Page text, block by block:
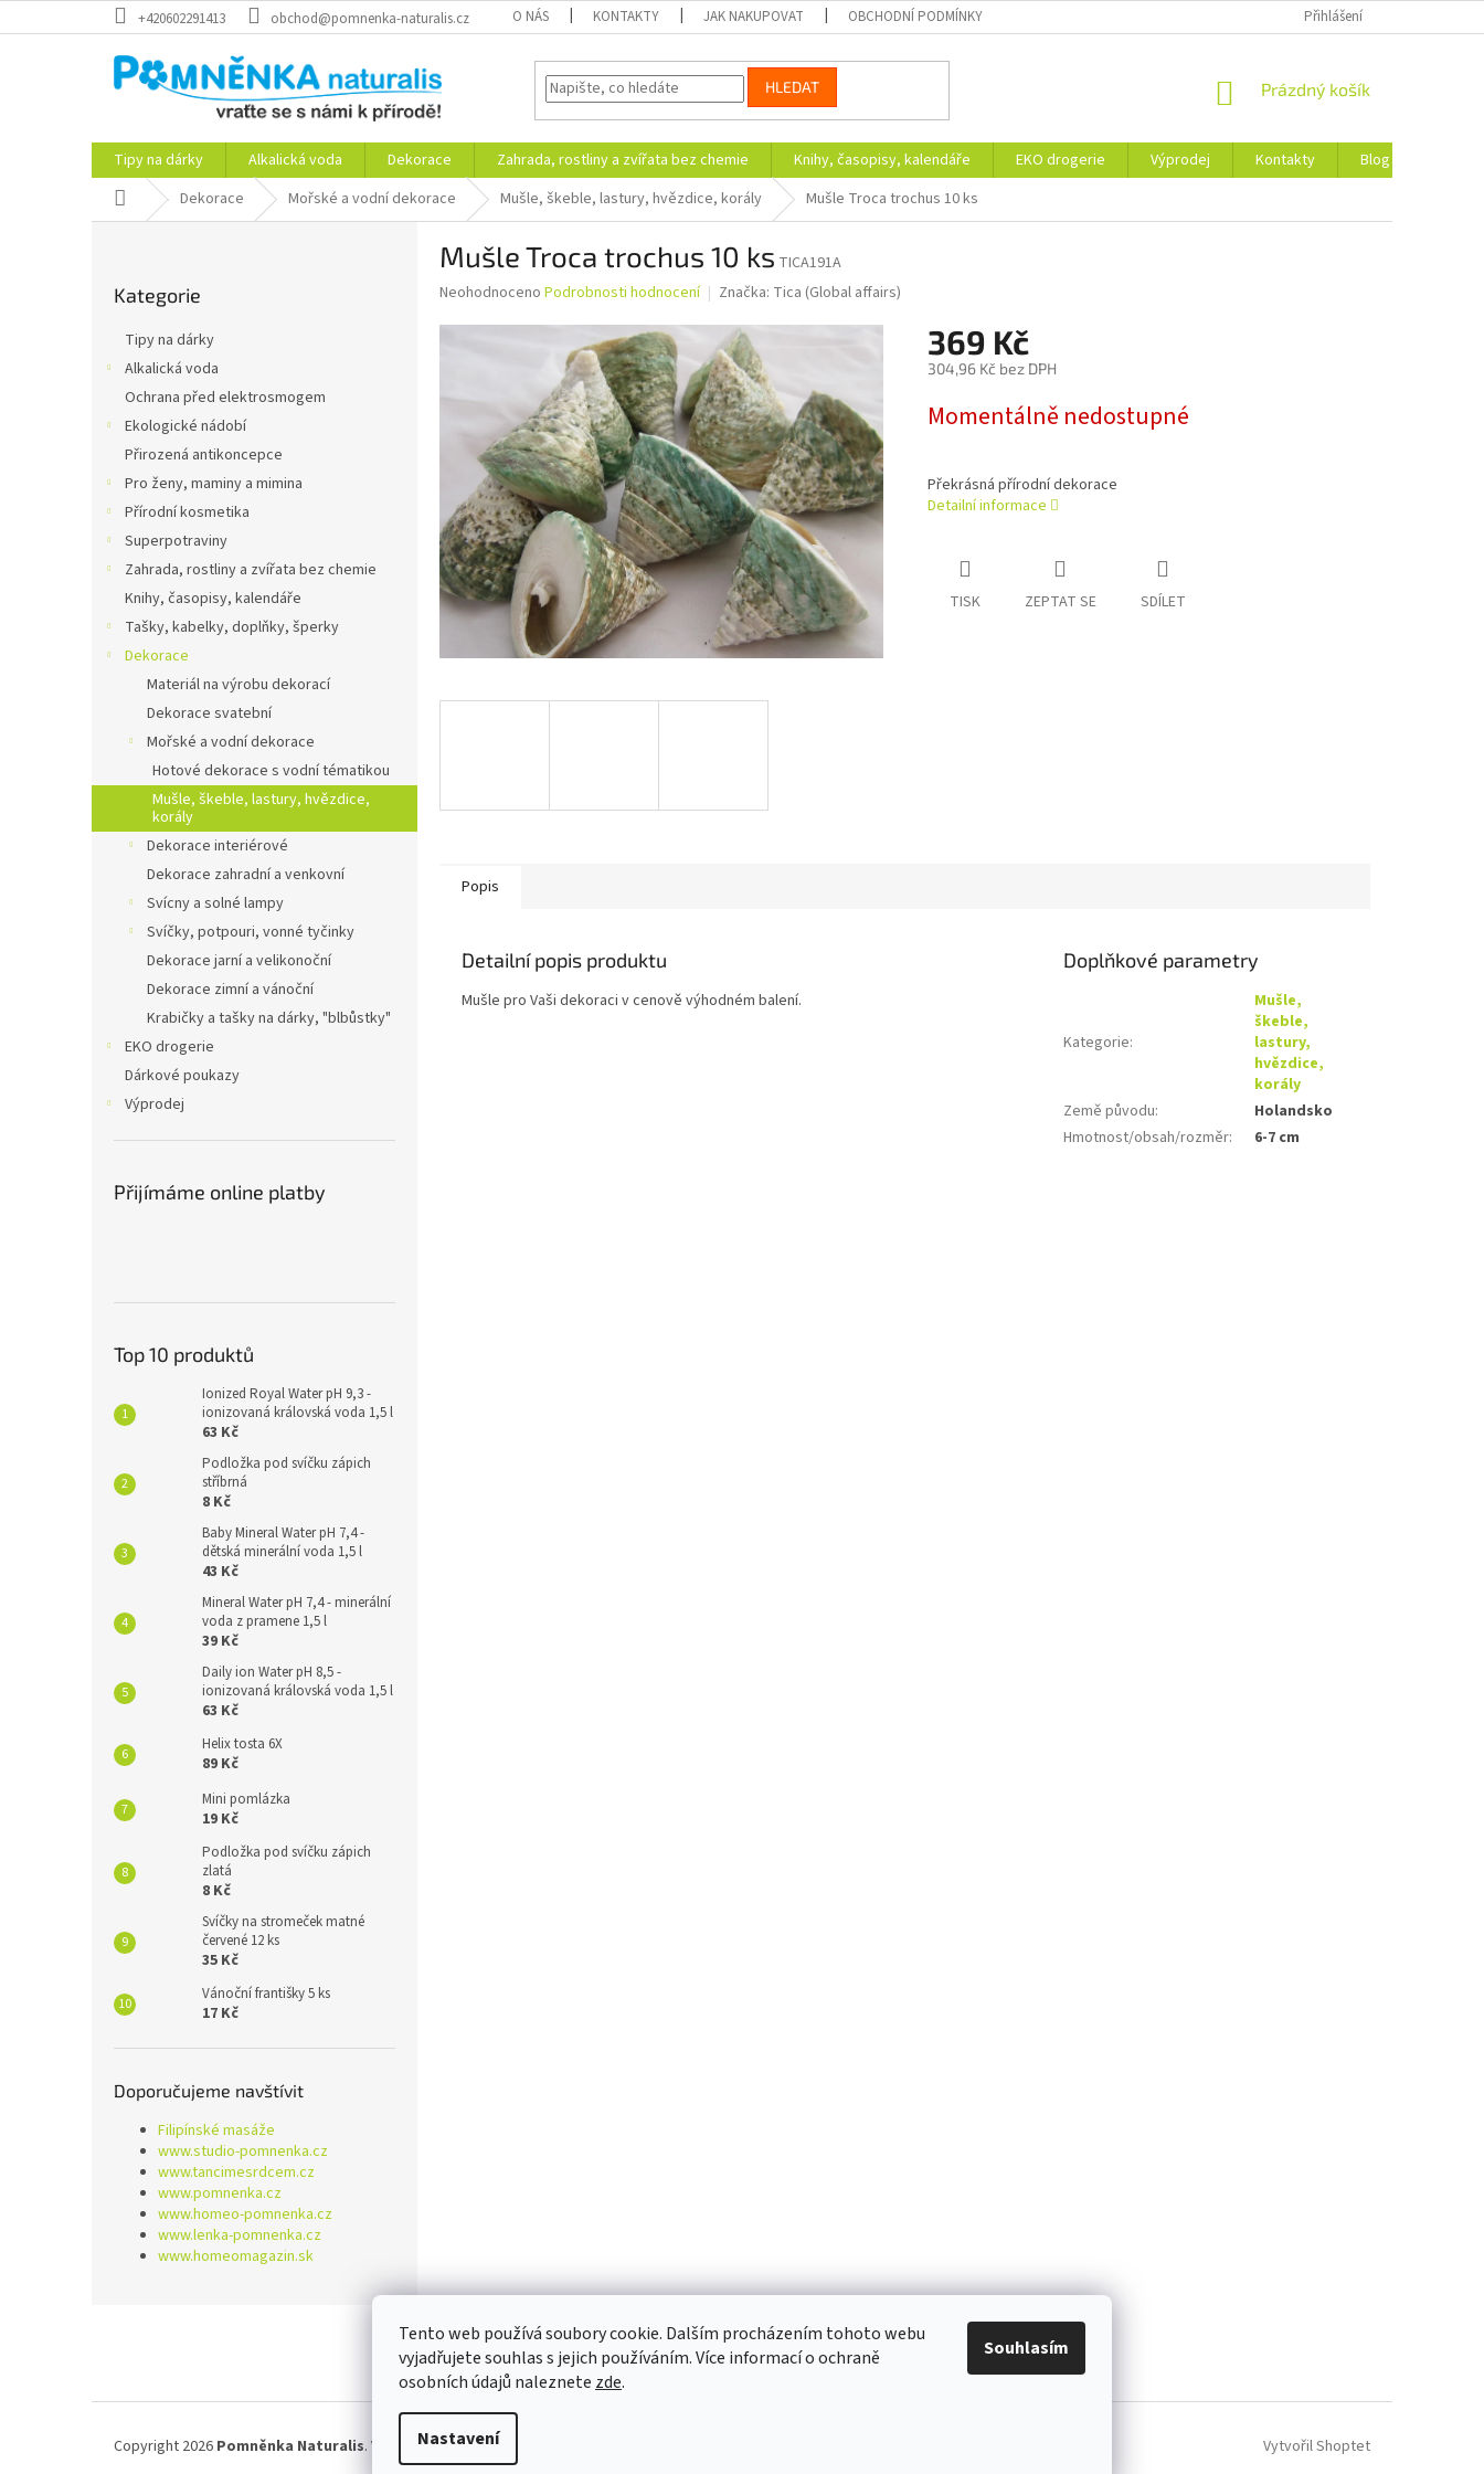
Tento web používá soubory cookie. Dalším procházením tohoto webu
vyjadřujete souhlas s jejich používáním. Více informací o ochraně
osobních údajů naleznete zde.
Nastavení
Souhlasím
na
+420602291413 obchod@pomnenka-naturalis.cz O NÁS KONTAKTY JAK NAKUPOVAT OBCHODNÍ PODMÍNKY ZÁSADY OCHRANY OSOBNÍCH ÚDAJŮ A SOUBORY COOKIES
Přihlášení
HLEDAT
NÁKUPNÍ
Prázdný košík
Tipy na dárky Alkalická voda Dekorace Zahrada, rostliny a zvířata bez chemie Knihy, časopisy, kalendáře EKO drogerie Výprodej Kontakty Blog
Domů Dekorace Mořské a vodní dekorace Mušle, škeble, lastury, hvězdice, korály Mušle Troca trochus 10 ks
kategorie
Kategorie
Tipy na dárky
Alkalická voda
Ochrana před elektrosmogem
Ekologické nádobí
Přirozená antikoncepce
Pro ženy, maminy a mimina
Přírodní kosmetika
Superpotraviny
Zahrada, rostliny a zvířata bez chemie
Knihy, časopisy, kalendáře
Tašky, kabelky, doplňky, šperky
Dekorace
Materiál na výrobu dekorací
Dekorace svatební
Mořské a vodní dekorace
Hotové dekorace s vodní tématikou
Mušle, škeble, lastury, hvězdice,
korály
Dekorace interiérové
Dekorace zahradní a venkovní
Svícny a solné lampy
Svíčky, potpouri, vonné tyčinky
Dekorace jarní a velikonoční
Dekorace zimní a vánoční
Krabičky a tašky na dárky, "blbůstky"
EKO drogerie
Dárkové poukazy
Výprodej
Přijímáme online platby
Top 10 produktů
Ionized Royal Water pH 9,3 -
ionizovaná královská voda 1,5 l
63 Kč
Podložka pod svíčku zápich
stříbrná
8 Kč
Baby Mineral Water pH 7,4 -
dětská minerální voda 1,5 l
43 Kč
Mineral Water pH 7,4 - minerální
voda z pramene 1,5 l
39 Kč
Daily ion Water pH 8,5 -
ionizovaná královská voda 1,5 l
63 Kč
Helix tosta 6X
89 Kč
Mini pomlázka
19 Kč
Podložka pod svíčku zápich
zlatá
8 Kč
Svíčky na stromeček matné
červené 12 ks
35 Kč
Vánoční františky 5 ks
17 Kč
Doporučujeme navštívit
Filipínské masáže
www.studio-pomnenka.cz
www.tancimesrdcem.cz
www.pomnenka.cz
www.homeo-pomnenka.cz
www.lenka-pomnenka.cz
www.homeomagazin.sk
Mušle Troca trochus 10 ks TICA191A
Průměrné
hvězdiček.
Neohodnoceno Podrobnosti hodnocení Značka: Tica (Global affairs)
369 Kč
304,96 Kč bez DPH
cena:
Momentálně nedostupné
Překrásná přírodní dekorace
Detailní informace
TISK ZEPTAT SE SDÍLET
Popis
Detailní popis produktu
Mušle pro Vaši dekoraci v cenově výhodném balení.
Doplňkové parametry
Kategorie:
Mušle,
škeble,
lastury,
hvězdice,
korály
Země původu:
Holandsko
Hmotnost/obsah/rozměr: 6-7 cm
Vytvořil Shoptet
Copyright 2026 Pomněnka Naturalis. Všechna práva vyhrazena.